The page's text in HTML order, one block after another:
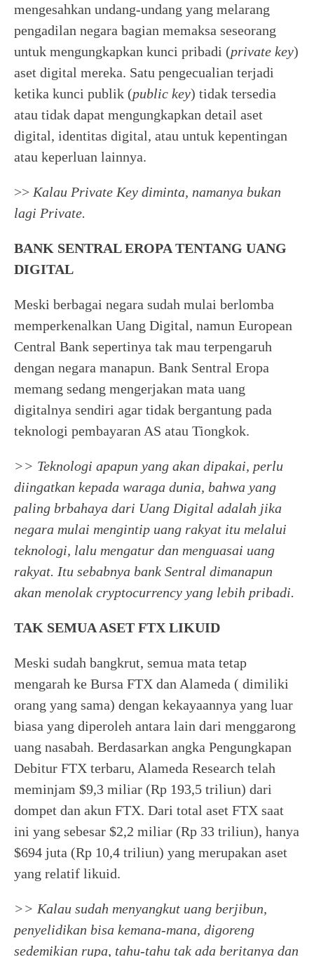
mengesahkan undang-undang yang melarang
pengadilan negara bagian memaksa seseorang
untuk mengungkapkan kunci pribadi (private key)
aset digital mereka. Satu pengecualian terjadi
ketika kunci publik (public key) tidak tersedia
atau tidak dapat mengungkapkan detail aset
digital, identitas digital, atau untuk kepentingan
atau keperluan lainnya.
>> Kalau Private Key diminta, namanya bukan
lagi Private.
BANK SENTRAL EROPA TENTANG UANG
DIGITAL
Meski berbagai negara sudah mulai berlomba
memperkenalkan Uang Digital, namun European
Central Bank sepertinya tak mau terpengaruh
dengan negara manapun. Bank Sentral Eropa
memang sedang mengerjakan mata uang
digitalnya sendiri agar tidak bergantung pada
teknologi pembayaran AS atau Tiongkok.
>> Teknologi apapun yang akan dipakai, perlu
diingatkan kepada waraga dunia, bahwa yang
paling brbahaya dari Uang Digital adalah jika
negara mulai mengintip uang rakyat itu melalui
teknologi, lalu mengatur dan menguasai uang
rakyat. Itu sebabnya bank Sentral dimanapun
akan menolak cryptocurrency yang lebih pribadi.
TAK SEMUA ASET FTX LIKUID
Meski sudah bangkrut, semua mata tetap
mengarah ke Bursa FTX dan Alameda ( dimiliki
orang yang sama) dengan kekayaannya yang luar
biasa yang diperoleh antara lain dari menggarong
uang nasabah. Berdasarkan angka Pengungkapan
Debitur FTX terbaru, Alameda Research telah
meminjam $9,3 miliar (Rp 193,5 triliun) dari
dompet dan akun FTX. Dari total aset FTX saat
ini yang sebesar $2,2 miliar (Rp 33 triliun), hanya
$694 juta (Rp 10,4 triliun) yang merupakan aset
yang relatif likuid.
>> Kalau sudah menyangkut uang berjibun,
penyelidikan bisa kemana-mana, digoreng
sedemikian rupa, tahu-tahu tak ada beritanya dan